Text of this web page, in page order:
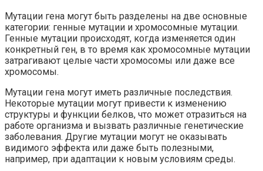
Мутации гена могут быть разделены на две основные
категории: генные мутации и хромосомные мутации.
Генные мутации происходят, когда изменяется один
конкретный ген, в то время как хромосомные мутации
затрагивают целые части хромосомы или даже все
хромосомы.
Мутации гена могут иметь различные последствия.
Некоторые мутации могут привести к изменению
структуры и функции белков, что может отразиться на
работе организма и вызвать различные генетические
заболевания. Другие мутации могут не оказывать
видимого эффекта или даже быть полезными,
например, при адаптации к новым условиям среды.